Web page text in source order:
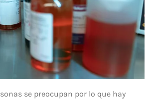
se preocupan por lo que hay